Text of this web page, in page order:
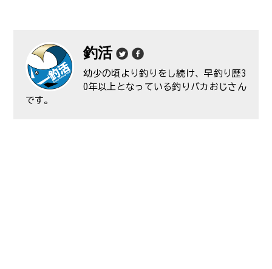
釣活
幼少の頃より釣りをし続け、早釣り歴3
0年以上となっている釣りバカおじさん
です。